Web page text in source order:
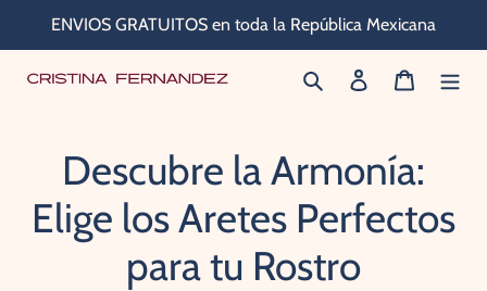
directamente
ENVIOS GRATUITOS en toda la República Mexicana
Buscar IngresarCarrito
Descubre la Armonía:
Elige los Aretes Perfectos
para tu Rostro